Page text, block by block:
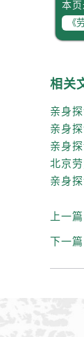
本页
相关
上一篇
下一篇